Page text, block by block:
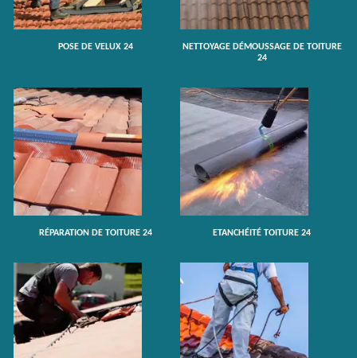
POSE DE VELUX 24
NETTOYAGE DÉMOUSSAGE DE TOITURE
24
RÉPARATION DE TOITURE 24 ETANCHÉITÉ TOITURE 24